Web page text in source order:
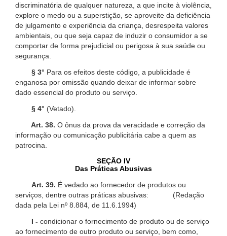
discriminatória de qualquer natureza, a que incite à violência,
explore o medo ou a superstição, se aproveite da deficiência
de julgamento e experiência da criança, desrespeita valores
ambientais, ou que seja capaz de induzir o consumidor a se
comportar de forma prejudicial ou perigosa à sua saúde ou
segurança.
§ 3° Para os efeitos deste código, a publicidade é
enganosa por omissão quando deixar de informar sobre
dado essencial do produto ou serviço.
§ 4° (Vetado).
Art. 38. O ônus da prova da veracidade e correção da
informação ou comunicação publicitária cabe a quem as
patrocina.
SEÇÃO IV
Das Práticas Abusivas
Art. 39. É vedado ao fornecedor de produtos ou
serviços, dentre outras práticas abusivas: (Redação
dada pela Lei nº 8.884, de 11.6.1994)
I - condicionar o fornecimento de produto ou de serviço
ao fornecimento de outro produto ou serviço, bem como,